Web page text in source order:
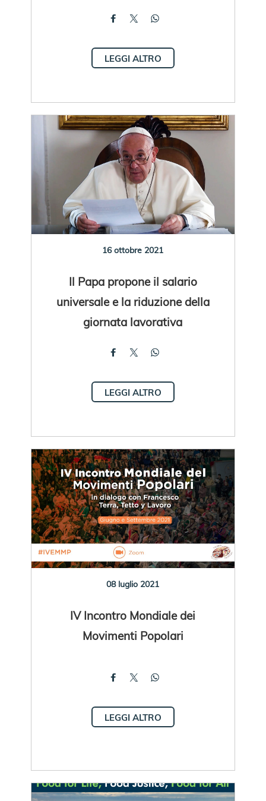
LEGGI ALTRO
16 ottobre 2021
Il Papa propone il salario
universale e la riduzione della
giornata lavorativa
LEGGI ALTRO
08 luglio 2021
IV Incontro Mondiale dei
Movimenti Popolari
LEGGI ALTRO